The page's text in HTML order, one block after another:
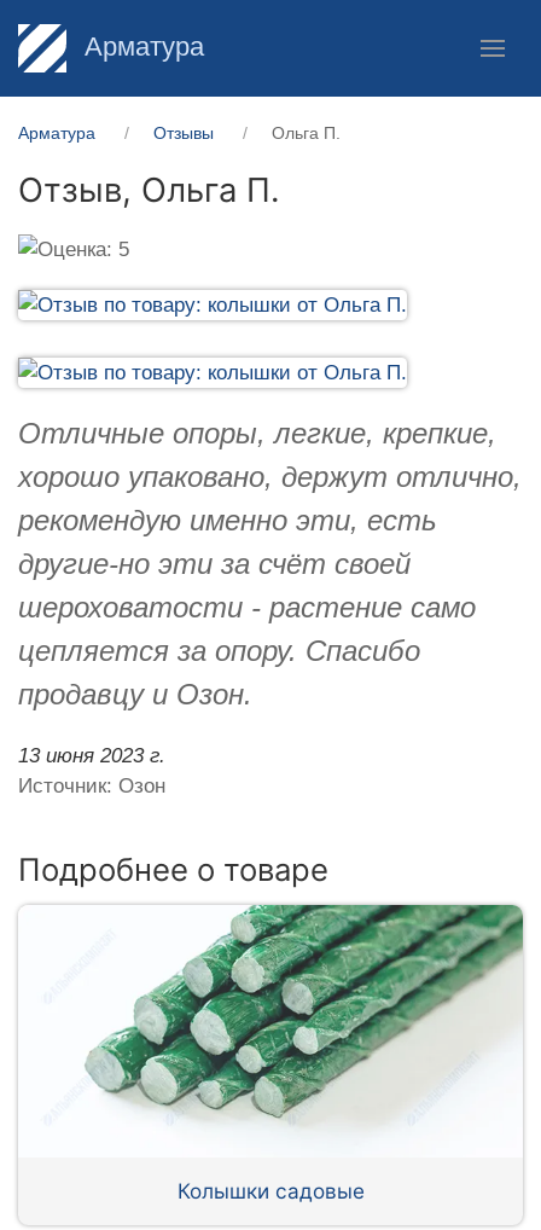
Арматура
Арматура Отзывы Ольга П.
Отзыв, Ольга П.
Отличные опоры, легкие, крепкие,
хорошо упаковано, держут отлично,
рекомендую именно эти, есть
другие-но эти за счёт своей
шероховатости - растение само
цепляется за опору. Спасибо
продавцу и Озон.
13 июня 2023 г.
Источник: Озон
Подробнее о товаре
Колышки садовые